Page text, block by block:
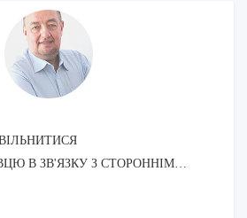
В ЗВ'ЯЗКУ З СТОРОННІМ